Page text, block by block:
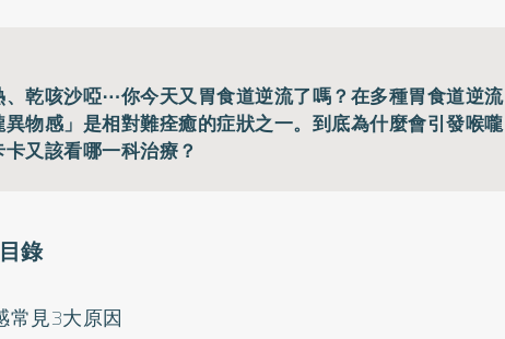
乾咳沙啞⋯你今天又胃食道逆流了嗎？在多種胃食道逆流
物感」是相對難痊癒的症狀之一。到底為什麼會引發喉嚨
又該看哪一科治療？
錄
常見3大原因